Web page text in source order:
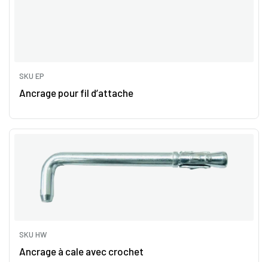
SKU EP
Ancrage pour fil d’attache
SKU HW
Ancrage à cale avec crochet